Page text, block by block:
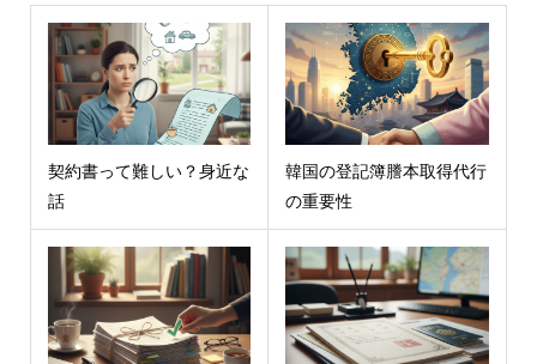
契約書って難しい？身近な
話
韓国の登記簿謄本取得代行
の重要性